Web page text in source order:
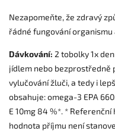
Nezapomeňte, že zdravý
řádné fungování organismu
Dávkování: 2 tobolky 1x
jídlem nebo bezprostředně
vylučování žluči, a tedy i
obsahuje: omega-3 EPA
E 10mg 84 %*. *
hodnota příjmu není